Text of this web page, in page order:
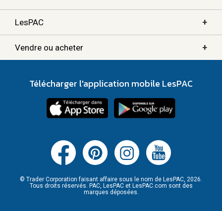
LesPAC +
Vendre ou acheter +
Télécharger l'application mobile LesPAC
© Trader Corporation faisant affaire sous le nom de LesPAC, 2026.
Tous droits réservés. PAC, LesPAC et LesPAC.com sont des
marques déposées.